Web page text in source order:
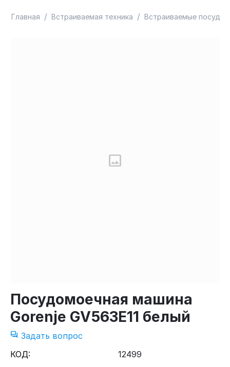
Главная / Встраиваемая техника / Встраиваемые
Посудомоечная машина
Gorenje GV563E11 белый
Задать вопрос
КОД:
12499